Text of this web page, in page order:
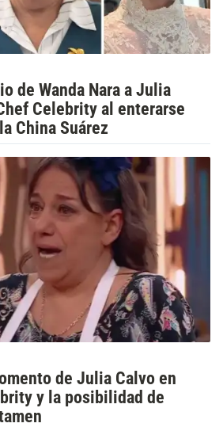
de Wanda Nara a Julia
Celebrity al enterarse
China Suárez
de Julia Calvo en
y la posibilidad de